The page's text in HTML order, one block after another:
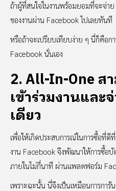
ถ้าผู้ที่สนใจในงานพร้อมยอมที่จะจ่าย
ของงานผ่าน Facebook ไปเลยทันที
หรือถ้าจะเปรียบเทียบง่าย ๆ นี่ก็คือก
Facebook นั่นเอง
2. All-In-One ส
เข้าร่วมงานและ
เดียว
เพื่อให้เกิดประสบการณ์ในการซื้อที่ดี
งาน Facebook จึงพัฒนาให้การซื้อบั
ภายในไม่กี่นาที ผ่านแพลตฟอร์ม
เพราะฉะนั้น นี่จึงเป็นเหมือนการกา